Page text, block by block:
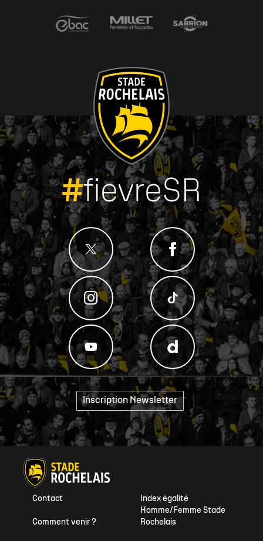
#fievreSR
Inscription Newsletter "
Index égalité
Homme/Femme Stade
Rochelais
Contact
Comment venir ?